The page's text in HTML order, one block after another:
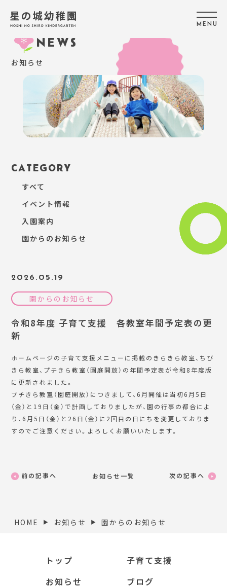
M E N U
NEWS
お知らせ
CATEGORY
すべて
イベント情報
入園案内
園からのお知らせ
2026.05.19
園からのお知らせ
令和8年度 子育て支援 各教室年間予定表の更
新
ホームページの子育て支援メニューに掲載のきらきら教室、ちび
きら教室、プチきら教室（園庭開放）の年間予定表が令和8年度版
に更新されました。
プチきら教室（園庭開放）につきまして、6月開催は当初6月5日
（金）と19日（金）で計画しておりましたが、園の行事の都合によ
り、6月5日（金）と26日（金）に2回目の日にちを変更しておりま
すのでご注意ください。よろしくお願いいたします。
前の記事へ お知らせ一覧 次の記事へ
HOME ▶︎ お知らせ ▶︎ 園からのお知らせ
トップ
お知らせ
子育て支援
ブログ